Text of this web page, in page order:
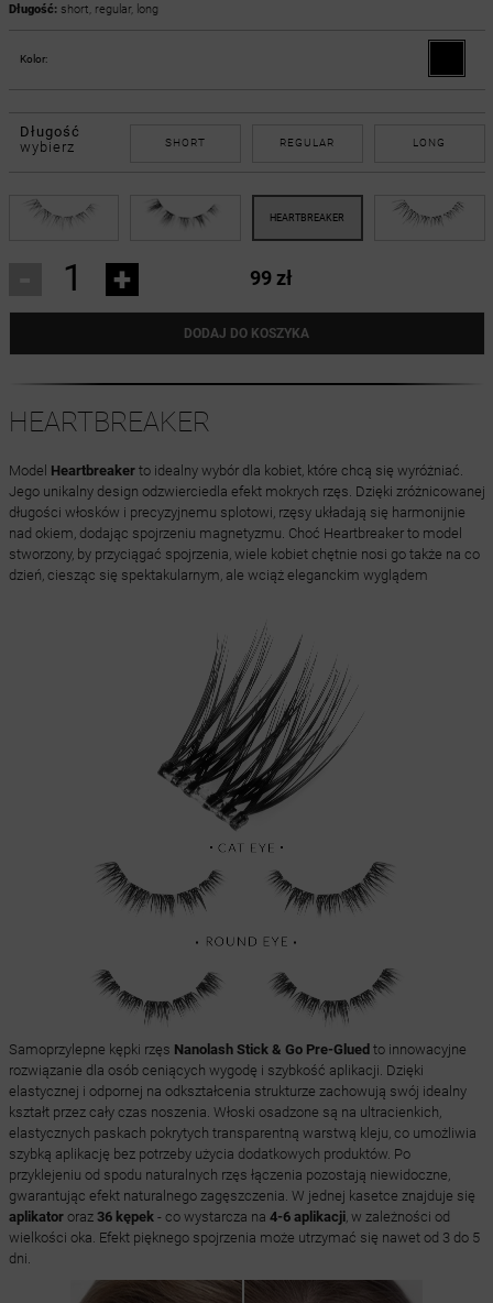
Długość:short, regular, long
Kolor:
Długość
wybierz
SHORT REGULAR LONG
+ 99 zł
DODAJ DO KOSZYKA
HEARTBREAKER
Model Heartbreakerto idealny wybór dla kobiet, które chcą się wyróżniać.
Jego unikalny design odzwierciedla efekt mokrych rzęs. Dzięki zróżnicowanej
długości włosków i precyzyjnemu splotowi, rzęsy układają się harmonijnie
nad okiem, dodając spojrzeniu magnetyzmu. Choć Heartbreaker to model
stworzony, by przyciągać spojrzenia, wiele kobiet chętnie nosi go także na co
dzień, ciesząc się spektakularnym, ale wciąż eleganckim wyglądem
Samoprzylepne kępki rzęs Nanolash Stick & Go Pre-Glued to innowacyjne
rozwiązanie dla osób ceniących wygodę i szybkość aplikacji. Dzięki
elastycznej i odpornej na odkształcenia strukturze zachowują swój idealny
kształt przez cały czas noszenia. Włoski osadzone są na ultracienkich,
elastycznych paskach pokrytych transparentną warstwą kleju, co umożliwia
szybką aplikację bez potrzeby użycia dodatkowych produktów. Po
przyklejeniu od spodu naturalnych rzęs łączenia pozostają niewidoczne,
gwarantując efekt naturalnego zagęszczenia. W jednej kasetce znajduje się
aplikatororaz 36 kępek- co wystarcza na 4-6 aplikacji, w zależności od
wielkości oka. Efekt pięknego spojrzenia może utrzymać się nawet od 3 do 5
dni.